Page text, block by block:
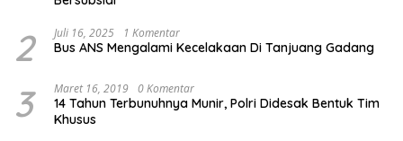
2 Juli 16, 2025 1 Komentar
Bus ANS Mengalami Kecelakaan Di Tanjuang Gadang
3 Maret 16, 2019 0 Komentar
14 Tahun Terbunuhnya Munir, Polri Didesak Bentuk Tim
Khusus